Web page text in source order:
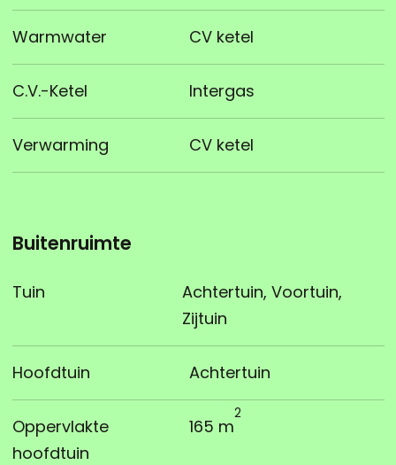
Warmwater CV ketel
C.V.-Ketel Intergas
Verwarming CV ketel
Buitenruimte
Tuin
Achtertuin, Voortuin,
Zijtuin
Hoofdtuin Achtertuin
Oppervlakte
hoofdtuin
165 m
2